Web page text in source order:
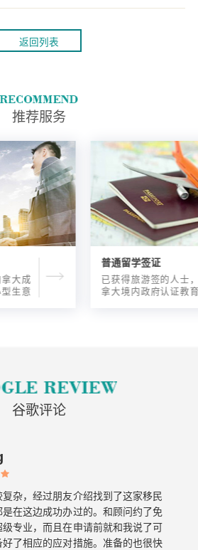
返回列表
推荐服务
大成
生意
普通留学签证
已获得旅游签的人士
拿大境内政府认证教
谷歌评论
杂，经过朋友介绍找到了这家移民
在这边成功办过的。和顾问约了免
专业，而且在申请前就和我说了可
了相应的应对措施。准备的也很快